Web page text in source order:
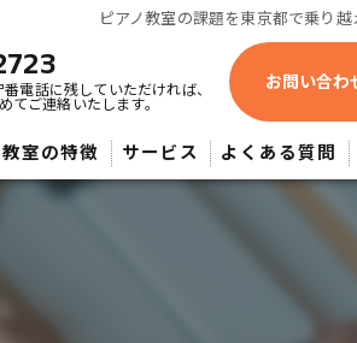
ピアノ教室の課題を東京都で乗り
電話に残していただければ、
てご連絡いたします。
お問い合わ
室の特徴 サービス よくある質問